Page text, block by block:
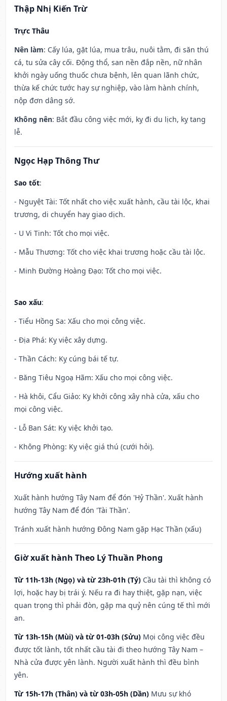
Thập Nhị Kiến Trừ
Trực Thâu
Nên làm: Cấy lúa, gặt lúa, mua trâu, nuôi tằm, đi săn thú
cá, tu sửa cây cối. Động thổ, san nền đắp nền, nữ nhân
khởi ngày uống thuốc chưa bệnh, lên quan lãnh chức,
thừa kế chức tước hay sự nghiệp, vào làm hành chính,
nộp đơn dâng sớ.
Không nên: Bắt đầu công việc mới, kỵ đi du lịch, kỵ tang
lễ.
Ngọc Hạp Thông Thư
Sao tốt:
- Nguyệt Tài: Tốt nhất cho việc xuất hành, cầu tài lộc, khai
trương, di chuyển hay giao dịch.
- U Vi Tinh: Tốt cho mọi việc.
- Mẫu Thương: Tốt cho việc khai trương hoặc cầu tài lộc.
- Minh Đường Hoàng Đạo: Tốt cho mọi việc.
Sao xấu:
- Tiểu Hồng Sa: Xấu cho mọi công việc.
- Địa Phá: Kỵ việc xây dựng.
- Thần Cách: Kỵ cúng bái tế tự.
- Băng Tiêu Ngoạ Hãm: Xấu cho mọi công việc.
- Hà khôi, Cẩu Giảo: Kỵ khởi công xây nhà cửa, xấu cho
mọi công việc.
- Lỗ Ban Sát: Kỵ việc khởi tạo.
- Không Phòng: Kỵ việc giá thú (cưới hỏi).
Hướng xuất hành
Xuất hành hướng Tây Nam để đón 'Hỷ Thần'. Xuất hành
hướng Tây Nam để đón 'Tài Thần'.
Tránh xuất hành hướng Đông Nam gặp Hạc Thần (xấu)
Giờ xuất hành Theo Lý Thuần Phong
Từ 11h-13h (Ngọ) và từ 23h-01h (Tý) Cầu tài thì không có
lợi, hoặc hay bị trái ý. Nếu ra đi hay thiệt, gặp nạn, việc
quan trọng thì phải đòn, gặp ma quỷ nên cúng tế thì mới
an.
Từ 13h-15h (Mùi) và từ 01-03h (Sửu) Mọi công việc đều
được tốt lành, tốt nhất cầu tài đi theo hướng Tây Nam –
Nhà cửa được yên lành. Người xuất hành thì đều bình
yên.
Từ 15h-17h (Thân) và từ 03h-05h (Dần) Mưu sự khó